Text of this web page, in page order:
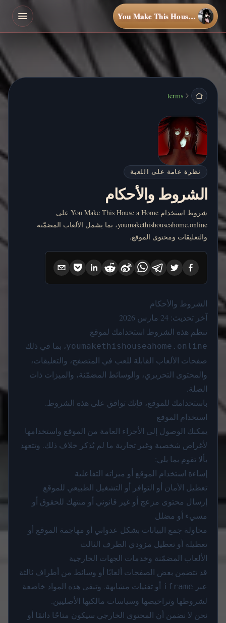
You Make This House a Home
terms
نظرة عامة على اللعبة
الشروط والأحكام
شروط استخدام You Make This House a Home على
youmakethishouseahome.online، بما يشمل الألعاب المضمّنة
والتعليقات ومحتوى الموقع.
الشروط والأحكام
آخر تحديث: 24 مارس 2026
تنظم هذه الشروط استخدامك لموقع
youmakethishouseahome.online، بما في ذلك
صفحات الألعاب القابلة للعب في المتصفح، والتعليقات،
والمحتوى التحريري، والوسائط المضمّنة، والميزات ذات
الصلة.
باستخدامك للموقع، فإنك توافق على هذه الشروط.
استخدام الموقع
يمكنك الوصول إلى الأجزاء العامة من الموقع واستخدامها
لأغراض شخصية وغير تجارية ما لم يُذكر خلاف ذلك. وتتعهد
بألا تقوم بما يلي:
إساءة استخدام الموقع أو ميزاته التفاعلية
تعطيل الأمان أو التوافر أو التشغيل الطبيعي للموقع
إرسال محتوى مزعج أو غير قانوني أو منتهك للحقوق أو
مسيء أو مضلل
محاولة جمع البيانات بشكل عدواني أو مهاجمة الموقع أو
تعطيله أو تعطيل مزودي الطرف الثالث
الألعاب المضمّنة وخدمات الجهات الخارجية
قد تتضمن بعض الصفحات ألعابًا أو وسائط من أطراف ثالثة
عبر iframe أو تقنيات مشابهة. وتبقى هذه المواد خاضعة
لشروطها وتراخيصها وسياسات مالكيها الأصليين.
نحن لا نضمن أن المحتوى الخارجي سيكون متاحًا دائمًا أو